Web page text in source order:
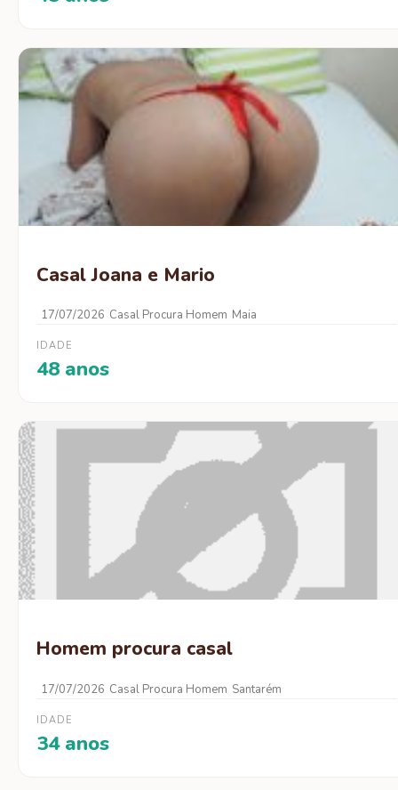
Casal Joana e Mario
17/07/2026 Casal Procura Homem Maia
IDADE
48 anos
Homem procura casal
17/07/2026 Casal Procura Homem Santarém
IDADE
34 anos